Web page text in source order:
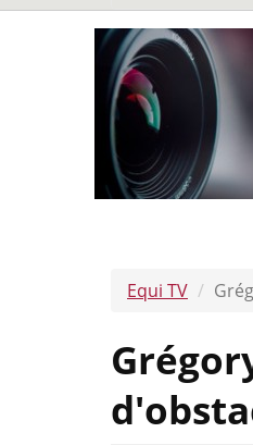
Equi TV